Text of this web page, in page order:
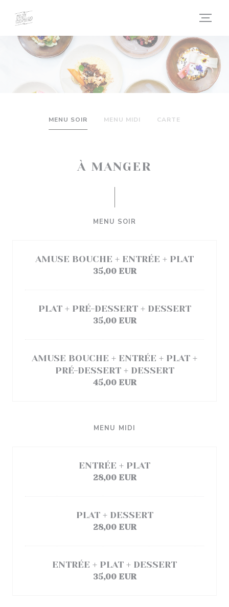
MENU SOIR MENU MIDI CARTE
À MANGER
MENU SOIR
AMUSE BOUCHE + ENTRÉE + PLAT
35,00 EUR
PLAT + PRÉ-DESSERT + DESSERT
35,00 EUR
AMUSE BOUCHE + ENTRÉE + PLAT +
PRÉ-DESSERT + DESSERT
45,00 EUR
MENU MIDI
ENTRÉE + PLAT
28,00 EUR
PLAT + DESSERT
28,00 EUR
ENTRÉE + PLAT + DESSERT
35,00 EUR